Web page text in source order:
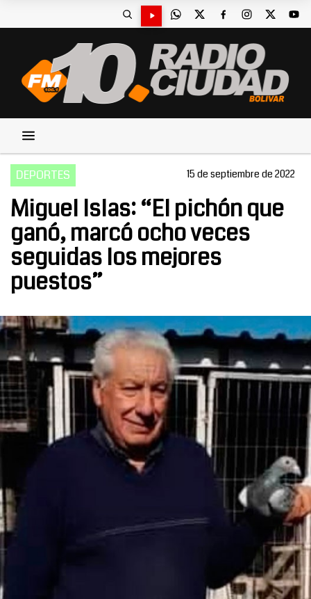
DEPORTES 15 de septiembre de 2022
Miguel Islas: “El pichón que
ganó, marcó ocho veces
seguidas los mejores
puestos”